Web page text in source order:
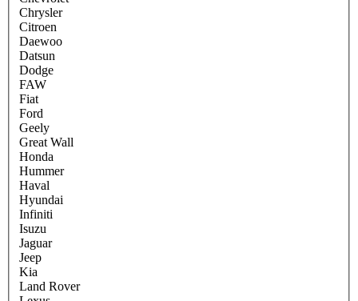
Chrysler
Citroen
Daewoo
Datsun
Dodge
FAW
Fiat
Ford
Geely
Great Wall
Honda
Hummer
Haval
Hyundai
Infiniti
Isuzu
Jaguar
Jeep
Kia
Land Rover